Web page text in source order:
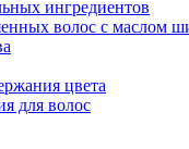
ингредиентов
волос с маслом
цвета
для волос